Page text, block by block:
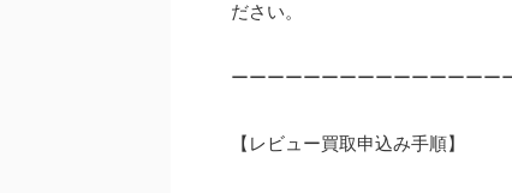
ださい。
ーーーーーーーーーーーーーーー
【レビュー買取申込み手順】